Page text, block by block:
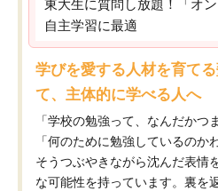
東大生に質問し放題！「オ
自主学習に最適
学びを愛する人材を育て
て、主体的に学べる人へ
「学校の勉強って、なんだかつ
「何のために勉強しているのか
そうつぶやきながら沈んだ表情
な可能性を持っています。裏を